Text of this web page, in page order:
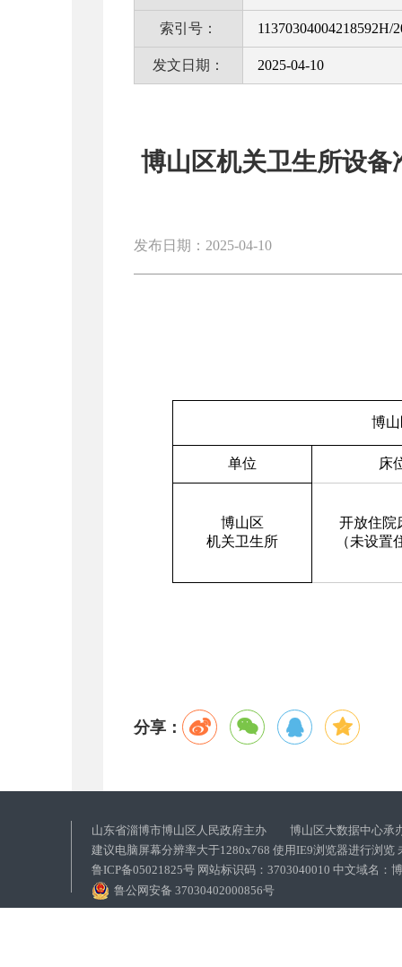
索引号： 11370304004218592H/
发文日期： 2025-04-10
博山区机关卫生所设
发布日期：2025-04-10
博
单位 床
博山区
机关卫生所
开放住院
（未设置
分享：
山东省淄博市博山区人民政府主办 博山区大数据中心承
建议电脑屏幕分辨率大于1280x768 使用IE9浏览器进行浏览
鲁ICP备05021825号 网站标识码：3703040010 中文域名：
鲁公网安备 37030402000856号